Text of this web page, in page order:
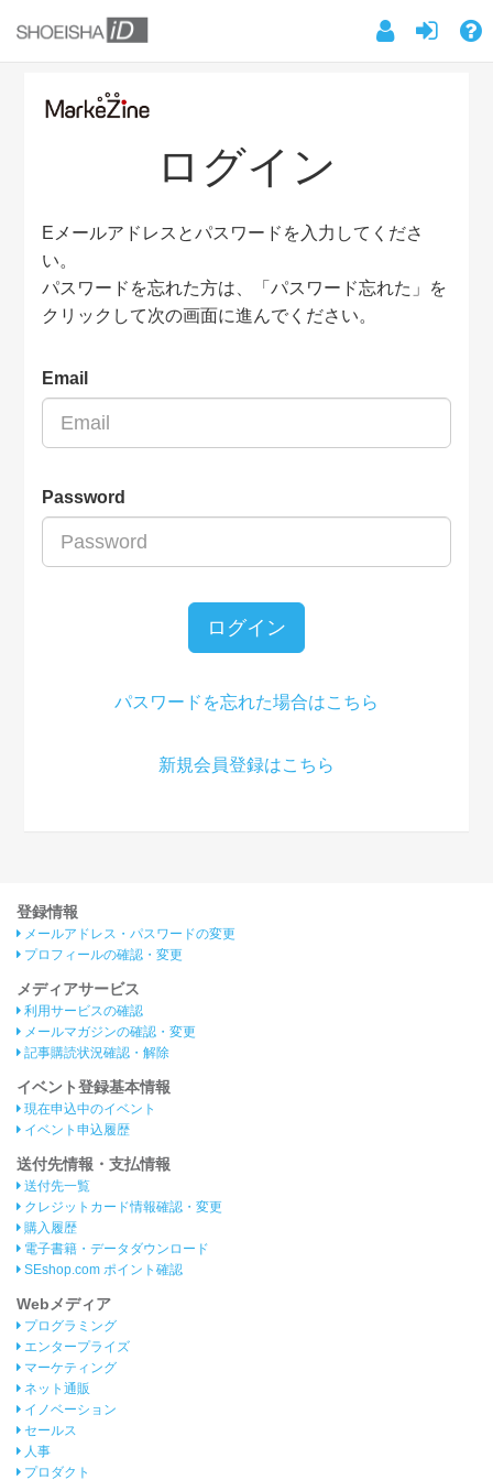
ログイン
Eメールアドレスとパスワードを入力してくださ
い。
パスワードを忘れた方は、「パスワード忘れた」を
クリックして次の画面に進んでください。
Email
Password
ログイン
パスワードを忘れた場合はこちら
新規会員登録はこちら
登録情報
メールアドレス・パスワードの変更
プロフィールの確認・変更
メディアサービス
利用サービスの確認
メールマガジンの確認・変更
記事購読状況確認・解除
イベント登録基本情報
現在申込中のイベント
イベント申込履歴
送付先情報・支払情報
送付先一覧
クレジットカード情報確認・変更
購入履歴
電子書籍・データダウンロード
SEshop.com ポイント確認
Webメディア
プログラミング
エンタープライズ
マーケティング
ネット通販
イノベーション
セールス
人事
プロダクト